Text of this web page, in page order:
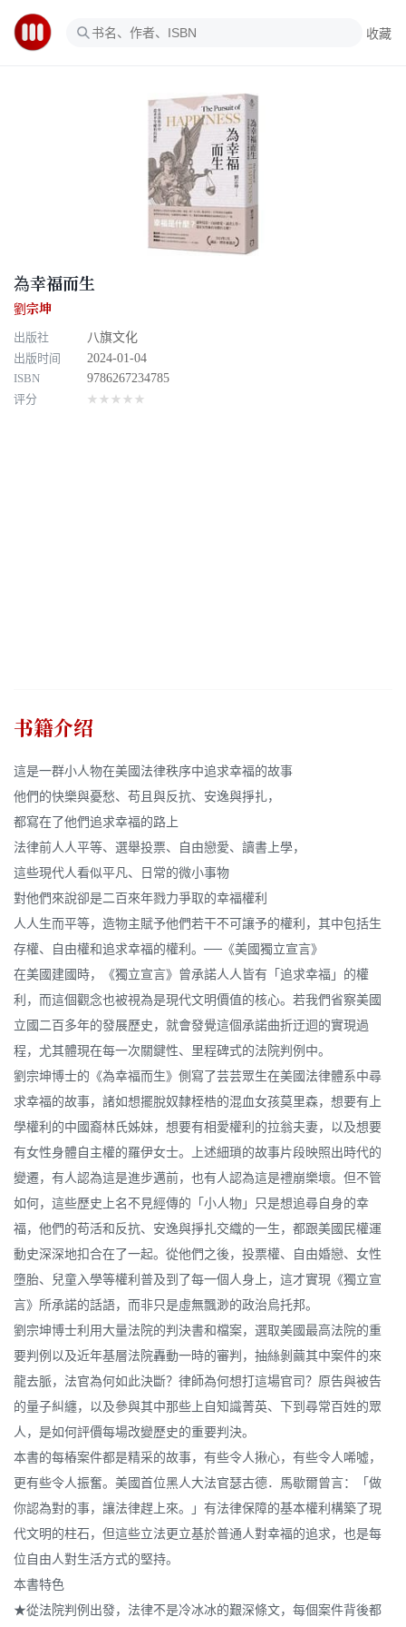
收藏
為幸福而生
劉宗坤
出版社
八旗文化
出版时间
2024-01-04
ISBN
9786267234785
评分
★★★★★
书籍介绍
這是一群小人物在美國法律秩序中追求幸福的故事
他們的快樂與憂愁、苟且與反抗、安逸與掙扎，
都寫在了他們追求幸福的路上
法律前人人平等、選舉投票、自由戀愛、讀書上學，
這些現代人看似平凡、日常的微小事物
對他們來說卻是二百來年戮力爭取的幸福權利
人人生而平等，造物主賦予他們若干不可讓予的權利，其中包括生
存權、自由權和追求幸福的權利。──《美國獨立宣言》
在美國建國時，《獨立宣言》曾承諾人人皆有「追求幸福」的權
利，而這個觀念也被視為是現代文明價值的核心。若我們省察美國
立國二百多年的發展歷史，就會發覺這個承諾曲折迂迴的實現過
程，尤其體現在每一次關鍵性、里程碑式的法院判例中。
劉宗坤博士的《為幸福而生》側寫了芸芸眾生在美國法律體系中尋
求幸福的故事，諸如想擺脫奴隸桎梏的混血女孩莫里森，想要有上
學權利的中國裔林氏姊妹，想要有相愛權利的拉翁夫妻，以及想要
有女性身體自主權的羅伊女士。上述細瑣的故事片段映照出時代的
變遷，有人認為這是進步邁前，也有人認為這是禮崩樂壞。但不管
如何，這些歷史上名不見經傳的「小人物」只是想追尋自身的幸
福，他們的苟活和反抗、安逸與掙扎交織的一生，都跟美國民權運
動史深深地扣合在了一起。從他們之後，投票權、自由婚戀、女性
墮胎、兒童入學等權利普及到了每一個人身上，這才實現《獨立宣
言》所承諾的話語，而非只是虛無飄渺的政治烏托邦。
劉宗坤博士利用大量法院的判決書和檔案，選取美國最高法院的重
要判例以及近年基層法院轟動一時的審判，抽絲剝繭其中案件的來
龍去脈，法官為何如此決斷？律師為何想打這場官司？原告與被告
的量子糾纏，以及參與其中那些上自知識菁英、下到尋常百姓的眾
人，是如何評價每場改變歷史的重要判決。
本書的每樁案件都是精采的故事，有些令人揪心，有些令人唏噓，
更有些令人振奮。美國首位黑人大法官瑟古德．馬歇爾曾言：「做
你認為對的事，讓法律趕上來。」有法律保障的基本權利構築了現
代文明的柱石，但這些立法更立基於普通人對幸福的追求，也是每
位自由人對生活方式的堅持。
本書特色
★從法院判例出發，法律不是冷冰冰的艱深條文，每個案件背後都